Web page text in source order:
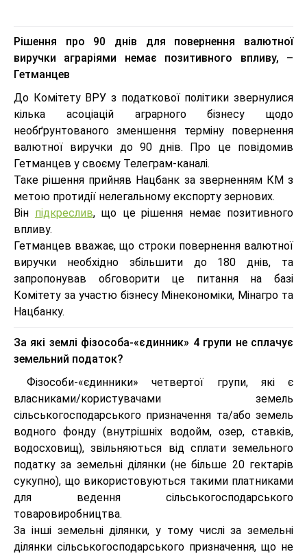
Рішення про 90 днів для повернення валютної
виручки аграріями немає позитивного впливу, –
Гетманцев
До Комітету ВРУ з податкової політики звернулися
кілька асоціацій аграрного бізнесу щодо
необґрунтованого зменшення терміну повернення
валютної виручки до 90 днів. Про це повідомив
Гетманцев у своєму Телеграм-каналі.
Таке рішення прийняв Нацбанк за зверненням КМ з
метою протидії нелегальному експорту зернових.
Він підкреслив, що це рішення немає позитивного
впливу.
Гетманцев вважає, що строки повернення валютної
виручки необхідно збільшити до 180 днів, та
запропонував обговорити це питання на базі
Комітету за участю бізнесу Мінекономіки, Мінагро та
Нацбанку.
За які землі фізособа-«єдинник» 4 групи не сплачує
земельний податок?
Фізособи-«єдинники» четвертої групи, які є
власниками/користувачами земель
сільськогосподарського призначення та/або земель
водного фонду (внутрішніх водойм, озер, ставків,
водосховищ), звільняються від сплати земельного
податку за земельні ділянки (не більше 20 гектарів
сукупно), що використовуються такими платниками
для ведення сільськогосподарського
товаровиробництва.
За інші земельні ділянки, у тому числі за земельні
ділянки сільськогосподарського призначення, що не